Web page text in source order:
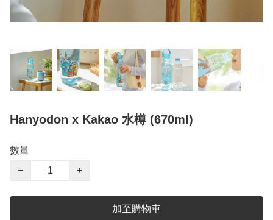
Hanyodon x Kakao 水樽 (670ml)
數量
−
+
加至購物車